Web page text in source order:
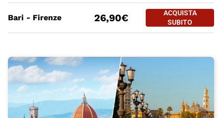
PREZZO BIGLIETTO TRENO
ACQUISTA SUBITO
Bari - Firenze 26,90€
ACQUISTA
SUBITO
BARI -